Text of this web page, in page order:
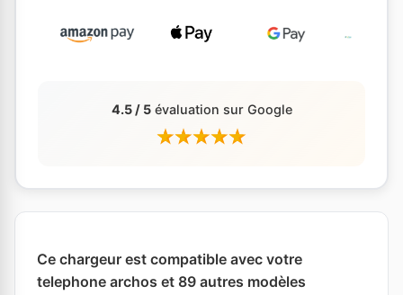
4.5 / 5évaluation sur Google
Ce chargeur est compatible avec votre
telephone archos et 89 autres modèles